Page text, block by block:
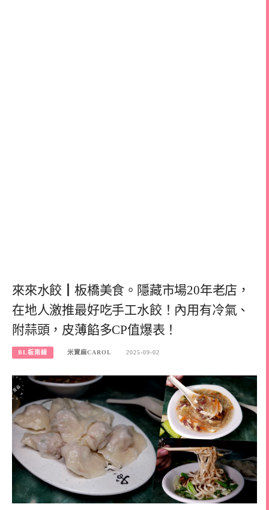
來來水餃┃板橋美食。隱藏市場20年老店，
在地人激推最好吃手工水餃！內用有冷氣、
附蒜頭，皮薄餡多CP值爆表！
BL板南線 米寶麻CAROL 2025-09-02